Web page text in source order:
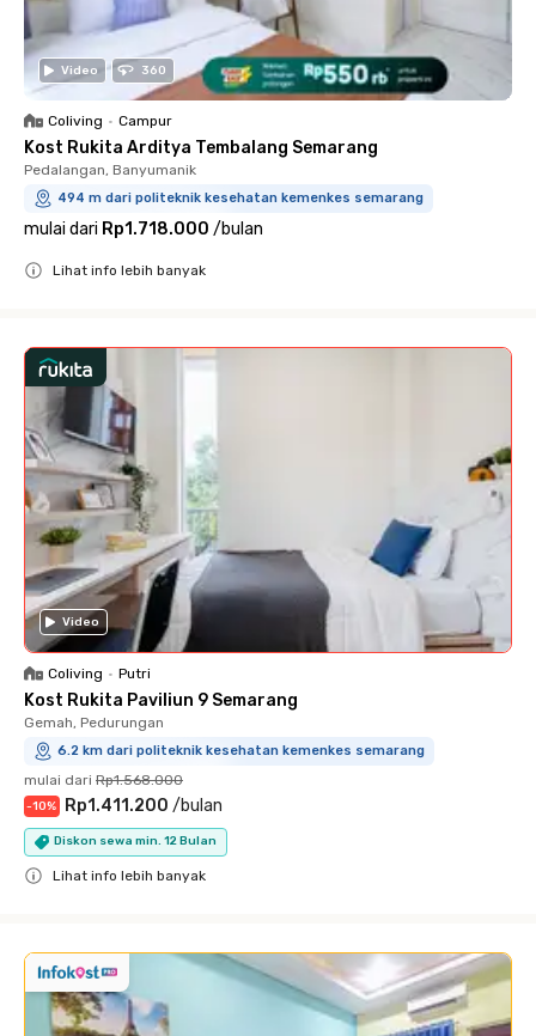
Video 360
Coliving • Campur
Kost Rukita Arditya Tembalang Semarang
Pedalangan, Banyumanik
494 m dari politeknik kesehatan kemenkes semarang
mulai dari Rp1.718.000 /bulan
Lihat info lebih banyak
Video
Coliving • Putri
Kost Rukita Paviliun 9 Semarang
Gemah, Pedurungan
6.2 km dari politeknik kesehatan kemenkes semarang
mulai dari Rp1.568.000
-10% Rp1.411.200 /bulan
Diskon sewa min. 12 Bulan
Lihat info lebih banyak